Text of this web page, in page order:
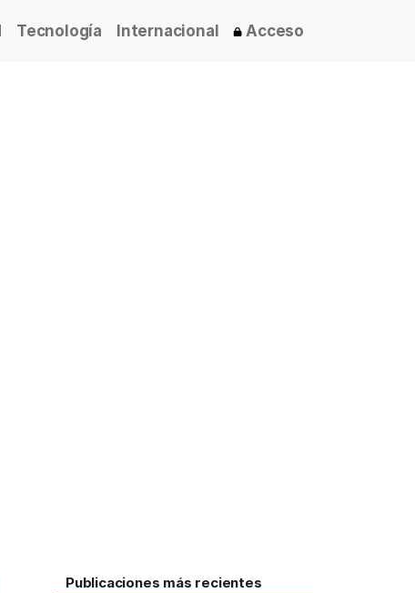
Tecnología Internacional Acceso
Publicaciones más recientes